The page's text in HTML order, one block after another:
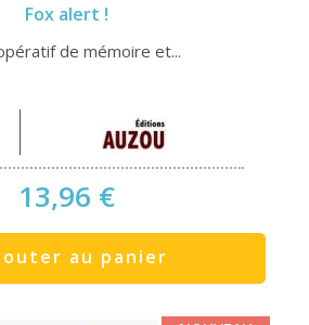
Fox alert !
de mémoire et...
13,96 €
au panier